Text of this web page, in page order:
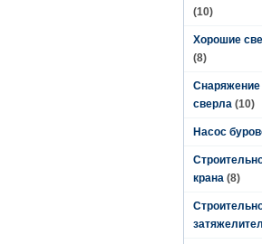
(10)
Хорошие
(8)
Снаряжение
сверла (10)
Насос
крана (8)